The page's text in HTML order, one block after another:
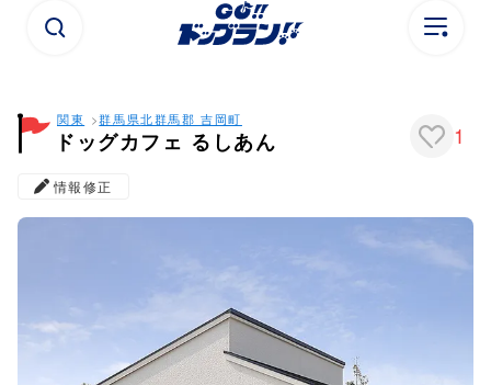
関東 群馬県北群馬郡 吉岡町
ドッグカフェ るしあん 1
情報修正